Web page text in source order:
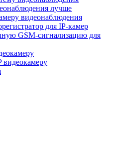
лучше
видеонаблюдения
для IP-камер
GSM-сигнализацию для
видеокамеру